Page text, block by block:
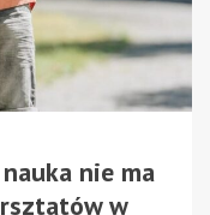
nie ma
w